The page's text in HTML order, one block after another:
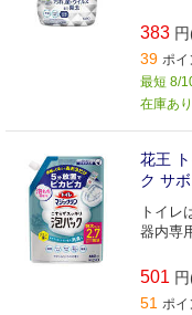
383
39 ポ
最短 8/
在庫あり
花王
ク サ
トイレ
器内専
501
51 ポ